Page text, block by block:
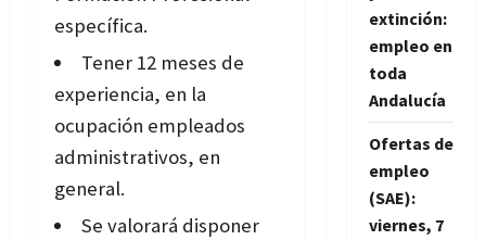
específica.
Tener 12 meses de
experiencia, en la
ocupación empleados
administrativos, en
general.
Se valorará disponer
extinción:
empleo en
toda
Andalucía
Ofertas de
empleo
(SAE):
viernes, 7